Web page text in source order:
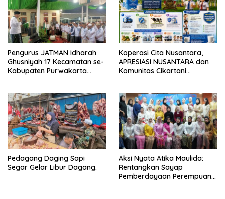
Pengurus JATMAN Idharah
Ghusniyah 17 Kecamatan se-
Kabupaten Purwakarta
Koperasi Cita Nusantara,
APRESIASI NUSANTARA dan
Komunitas Cikartani
Emas 2045.
Pedagang Daging Sapi
Segar Gelar Libur Dagang.
Aksi Nyata Atika Maulida:
Rentangkan Sayap
Pemberdayaan Perempuan